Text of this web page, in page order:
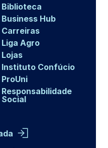
Biblioteca
Business Hub
Carreiras
Liga Agro
Lojas
Instituto Confúcio
ProUni
Responsabilidade
Social